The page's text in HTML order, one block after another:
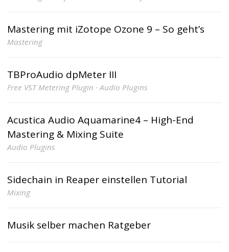
Mastering mit iZotope Ozone 9 – So geht’s
Mastering
TBProAudio dpMeter III
Free VST Metering Plugin · Audio Plugins
Acustica Audio Aquamarine4 – High-End
Mastering & Mixing Suite
Audio Plugins
Sidechain in Reaper einstellen Tutorial
Mixing
Musik selber machen Ratgeber